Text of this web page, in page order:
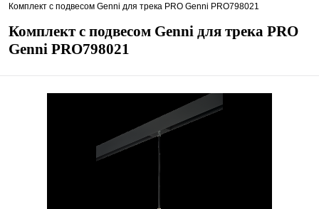
Комплект с подвесом Genni для трека PRO Genni PRO798021
Комплект с подвесом Genni для трека PRO
Genni PRO798021